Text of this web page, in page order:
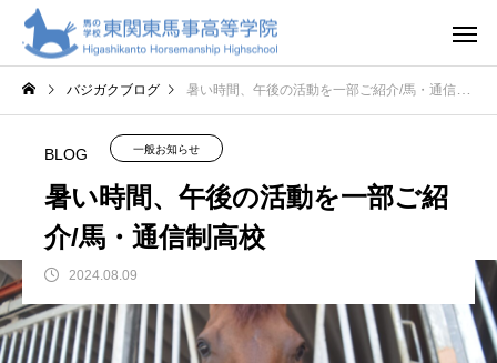
バジガクブログ 暑い時間、午後の活動を一部ご紹介/馬・通信制高校
BLOG 一般お知らせ
暑い時間、午後の活動を一部ご紹
介/馬・通信制高校
2024.08.09